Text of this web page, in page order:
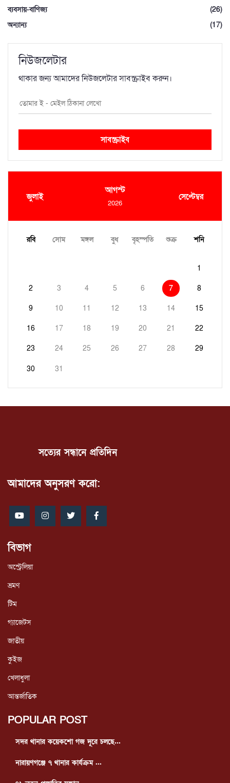
ব্যবসায়-বাণিজ্য
(26)
অন্যান্য
(17)
নিউজলেটার
থাকার জন্য আমাদের নিউজলেটার সাবস্ক্রাইব করুন।
সাবস্ক্রাইব
জুলাই
আগস্ট
2026
সেপ্টেম্বর
রবি সোম মঙ্গল বুধ বৃহস্পতি শুক্র শনি
1
2 3 4 5 6 7 8
9 10 11 12 13 14 15
16 17 18 19 20 21 22
23 24 25 26 27 28 29
30 31
সত্যের সন্ধানে প্রতিদিন
আমাদের অনুসরণ করো:
বিভাগ
অস্ট্রেলিয়া
ভ্রমণ
টিম
গ্যাজেটস
জাতীয়
কুইজ
খেলাধুলা
আন্তর্জাতিক
POPULAR POST
সদর থানার কয়েকশো গজ দূরে চলছে...
নারায়ণগঞ্জে ৭ থানার কার্যক্রম ...